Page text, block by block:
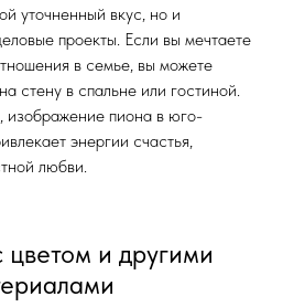
уточненный вкус, но и
проекты. Если вы мечтаете
в семье, вы можете
стену в спальне или гостиной.
пиона в юго-
энергии счастья,
любви.
и другими